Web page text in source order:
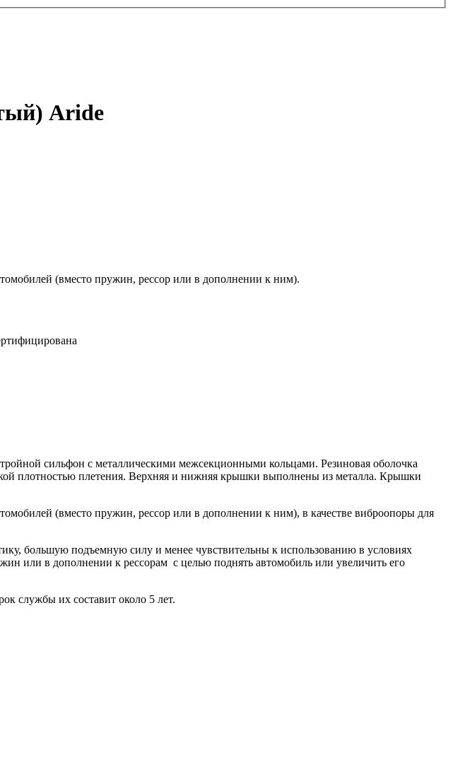
Aride
(вместо пружин, рессор или в дополнении к ним).
сильфон с металлическими межсекционными кольцами. Резиновая оболочка
плотностью плетения. Верхняя и нижняя крышки выполнены из металла. Крышки
(вместо пружин, рессор или в дополнении к ним), в качестве виброопоры для
большую подъемную силу и менее чувствительны к использованию в условиях
или в дополнении к рессорам с целью поднять автомобиль или увеличить его
службы их составит около 5 лет.